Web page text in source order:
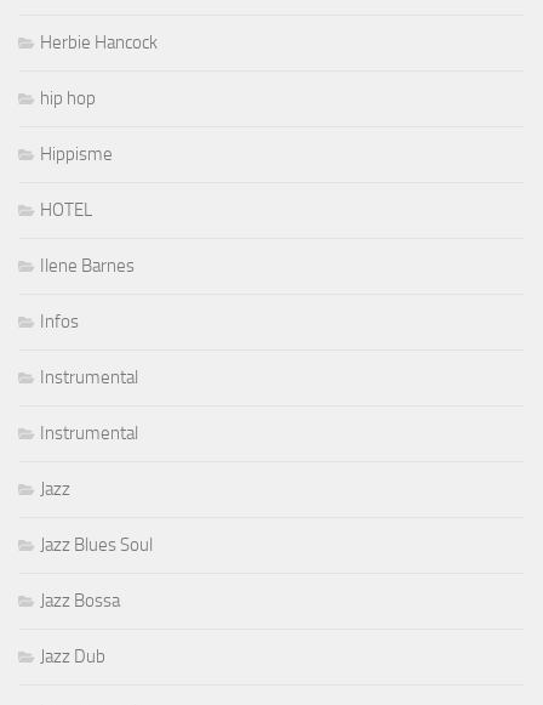
Herbie Hancock
hip hop
Hippisme
HOTEL
Ilene Barnes
Infos
Instrumental
Instrumental
Jazz
Jazz Blues Soul
Jazz Bossa
Jazz Dub